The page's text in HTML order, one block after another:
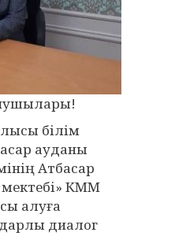
білім
ауданы
Атбасар
КММ
алуға
диалог